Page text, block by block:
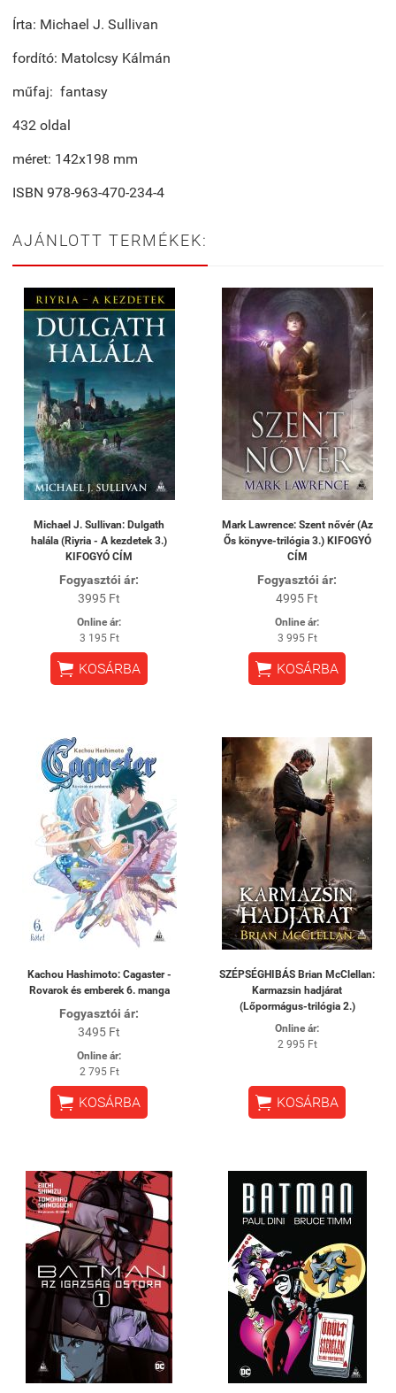
Írta: Michael J. Sullivan
fordító: Matolcsy Kálmán
műfaj: fantasy
432 oldal
méret: 142x198 mm
ISBN 978-963-470-234-4
AJÁNLOTT TERMÉKEK:
Michael J. Sullivan: Dulgath
halála (Riyria - A kezdetek 3.)
KIFOGYÓ CÍM
Fogyasztói ár:
3995 Ft
Online ár:
3 195 Ft
 KOSÁRBA
Mark Lawrence: Szent nővér (Az
Ős könyve-trilógia 3.) KIFOGYÓ
CÍM
Fogyasztói ár:
4995 Ft
Online ár:
3 995 Ft
 KOSÁRBA
Kachou Hashimoto: Cagaster -
Rovarok és emberek 6. manga
Fogyasztói ár:
3495 Ft
Online ár:
2 795 Ft
 KOSÁRBA
SZÉPSÉGHIBÁS Brian McClellan:
Karmazsin hadjárat
(Lőpormágus-trilógia 2.)
Online ár:
2 995 Ft
 KOSÁRBA